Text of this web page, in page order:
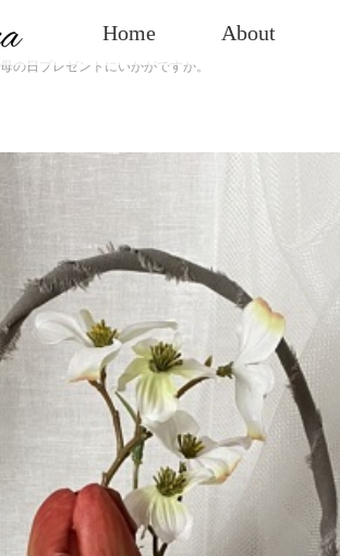
Home About
母の日プレゼントにいかがですか。